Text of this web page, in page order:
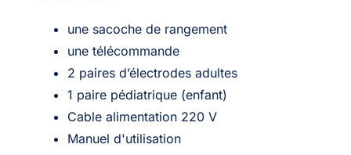
une sacoche de rangement
une télécommande
2 paires d’électrodes adultes
1 paire pédiatrique (enfant)
Cable alimentation 220 V
Manuel d'utilisation